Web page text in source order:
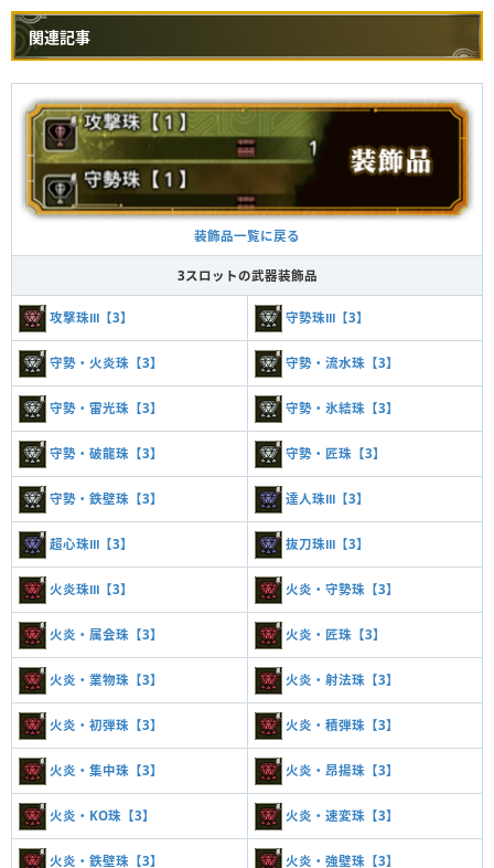
関連記事
装飾品一覧に戻る
3スロットの武器装飾品
攻撃珠Ⅲ【3】 守勢珠Ⅲ【3】
守勢・火炎珠【3】 守勢・流水珠【3】
守勢・雷光珠【3】 守勢・氷結珠【3】
守勢・破龍珠【3】 守勢・匠珠【3】
守勢・鉄壁珠【3】 達人珠Ⅲ【3】
超心珠Ⅲ【3】 抜刀珠Ⅲ【3】
火炎珠Ⅲ【3】 火炎・守勢珠【3】
火炎・属会珠【3】 火炎・匠珠【3】
火炎・業物珠【3】 火炎・射法珠【3】
火炎・初弾珠【3】 火炎・積弾珠【3】
火炎・集中珠【3】 火炎・昂揚珠【3】
火炎・KO珠【3】 火炎・速変珠【3】
火炎・鉄壁珠【3】 火炎・強壁珠【3】